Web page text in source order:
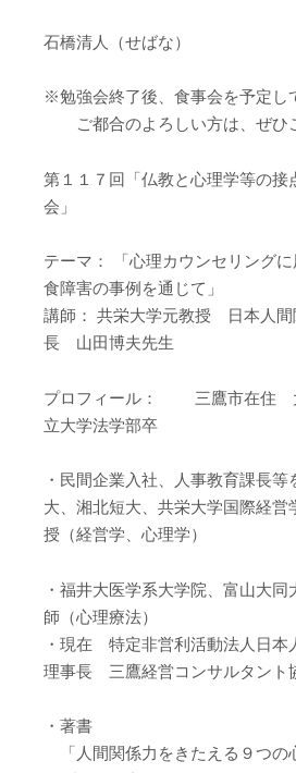
石橋清人（せばな）
※勉強会終了後、食事会を予定し
ご都合のよろしい方は、ぜひ
第１１７回「仏教と心理学等の接
会」
テーマ： 「心理カウンセリング
食障害の事例を通じて」
講師： 共栄大学元教授 日本人間
長 山田博夫先生
プロフィール： 三鷹市在住
立大学法学部卒
・民間企業入社、人事教育課長等
大、湘北短大、共栄大学国際経
授（経営学、心理学）
・福井大医学系大学院、富山大
師（心理療法）
・現在 特定非営利活動法人日本
理事長 三鷹経営コンサルタント
・著書
「人間関係力をきたえる９つの